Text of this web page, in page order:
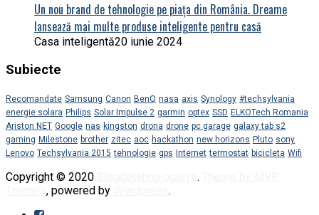
Un nou brand de tehnologie pe piața din România. Dreame
lansează mai multe produse inteligente pentru casă
Casa inteligentă20 iunie 2024
Subiecte
Recomandate Samsung Canon BenQ nasa axis Synology #techsylvania
energie solara Philips Solar Impulse 2 garmin optex SSD ELKOTech Romania
Ariston NET Google nas kingston drona drone pc garage galaxy tab s2
gaming Milestone brother zitec aoc hackathon new horizons Pluto sony
Lenovo Techsylvania 2015 tehnologie gps Internet termostat bicicleta Wifi
Copyright © 2020 .
, powered by .